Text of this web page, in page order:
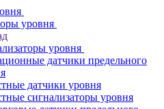
уровня
уровня
датчики предельного
датчики уровня
сигнализаторы уровня